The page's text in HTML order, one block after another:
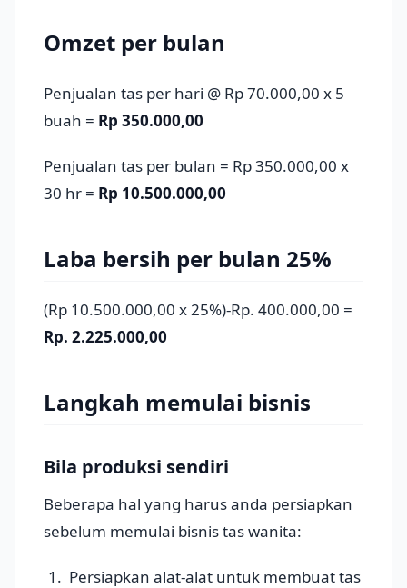
Omzet per bulan
Penjualan tas per hari @ Rp 70.000,00 x 5
buah = Rp 350.000,00
Penjualan tas per bulan = Rp 350.000,00 x
30 hr = Rp 10.500.000,00
Laba bersih per bulan 25%
(Rp 10.500.000,00 x 25%)-Rp. 400.000,00 =
Rp. 2.225.000,00
Langkah memulai bisnis
Bila produksi sendiri
Beberapa hal yang harus anda persiapkan
sebelum memulai bisnis tas wanita:
Persiapkan alat-alat untuk membuat tas